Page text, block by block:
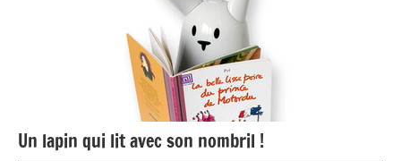
Un lapin qui lit avec son nombril !